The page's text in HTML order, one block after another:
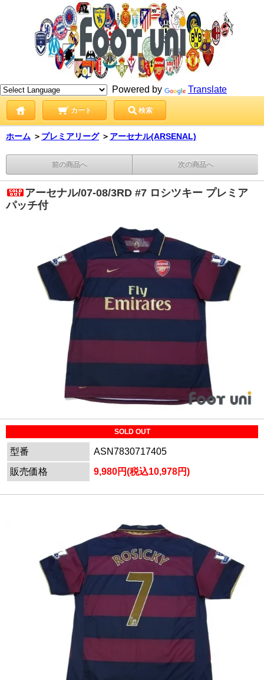
Powered by Translate
カート 検索
ホーム ＞ プレミアリーグ ＞ アーセナル(ARSENAL)
前の商品へ 次の商品へ
アーセナル/07-08/3RD #7 ロシツキー プレミア
パッチ付
SOLD OUT
型番
ASN7830717405
販売価格
9,980円(税込10,978円)